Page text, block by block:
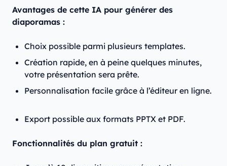
Avantages de cette IA pour générer des
diaporamas :
Choix possible parmi plusieurs templates.
Création rapide, en à peine quelques minutes,
votre présentation sera prête.
Personnalisation facile grâce à l’éditeur en ligne.
Export possible aux formats PPTX et PDF.
Fonctionnalités du plan gratuit :